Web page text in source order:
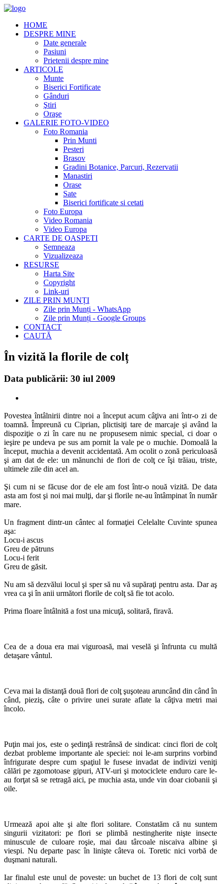
HOME
DESPRE MINE
Date generale
Pasiuni
Prietenii despre mine
ARTICOLE
Munte
Biserici Fortificate
Gânduri
Ştiri
Oraşe
GALERIE FOTO-VIDEO
Foto Romania
Prin Munti
Pesteri
Brasov
Gradini Botanice, Parcuri, Rezervatii
Manastiri
Orase
Sate
Biserici fortificate si cetati
Foto Europa
Video Romania
Video Europa
CARTE DE OASPETI
Semneaza
Vizualizeaza
RESURSE
Harta Site
Copyright
Link-uri
ZILE PRIN MUNȚI
Zile prin Munți - WhatsApp
Zile prin Munți - Google Groups
CONTACT
CAUTĂ
În vizită la florile de colț
Data publicării: 30 iul 2009
Povestea întâlnirii dintre noi a început acum câţiva ani într-o zi de
toamnă. Împreună cu Ciprian, plictisiţi tare de marcaje şi având la
dispoziţie o zi în care nu ne propusesem nimic special, ci doar o
ieşire pe undeva pe sus am pornit la vale pe o muchie. Domoală la
început, muchia a devenit accidentată. Am ocolit o zonă periculoasă
şi am dat de ele: un mănunchi de flori de colţ ce îşi trăiau, triste,
ultimele zile din acel an.
Şi cum ni se făcuse dor de ele am fost într-o nouă vizită. De data
asta am fost şi noi mai mulţi, dar şi florile ne-au întâmpinat în număr
mare.
Un fragment dintr-un cântec al formaţiei Celelalte Cuvinte spunea
aşa:
Locu-i ascus
Greu de pătruns
Locu-i ferit
Greu de găsit.
Nu am să dezvălui locul şi sper să nu vă supăraţi pentru asta. Dar aş
vrea ca şi în anii următori florile de colţ să fie tot acolo.
Prima floare întâlnită a fost una micuţă, solitară, firavă.
Cea de a doua era mai viguroasă, mai veselă şi înfrunta cu multă
detaşare vântul.
Ceva mai la distanţă două flori de colţ şuşoteau aruncând din când în
când, pieziş, câte o privire unei surate aflate la câţiva metri mai
încolo.
Puţin mai jos, este o şedinţă restrânsă de sindicat: cinci flori de colţ
dezbat probleme importante ale speciei: noi le-am surprins vorbind
înfrigurate despre cum spaţiul le fusese invadat de indivizi veniţi
călări pe zgomotoase gipuri, ATV-uri şi motociclete enduro care le-
au forţat să se retragă aici, pe muchia asta, unde vin doar ciobanii şi
oile.
Urmează apoi alte şi alte flori solitare. Constatăm că nu suntem
singurii vizitatori: pe flori se plimbă nestingherite nişte insecte
minuscule de culoare roşie, mai dau târcoale niscaiva albine şi
viespi. Nu departe pasc în linişte câteva oi. Toretic nici vorbă de
duşmani naturali.
Iar finalul este unul de poveste: un buchet de 13 flori de colţ sunt